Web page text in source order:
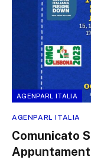
AGENPARL ITALIA
AGENPARL ITALIA
Comunicato